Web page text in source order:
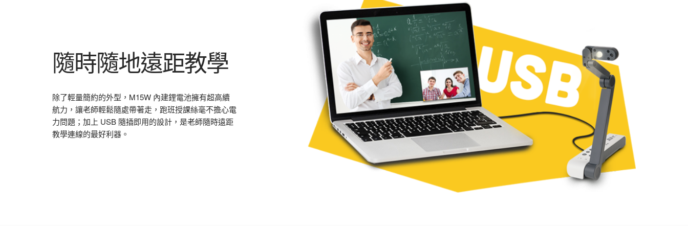
隨時隨地遠距教學
除了輕量簡約的外型，M15W 內建鋰電池擁有超高續
航力，讓老師輕鬆隨處帶著走，跑班授課絲毫不擔心電
力問題；加上 USB 隨插即用的設計，是老師隨時遠距
教學連線的最好利器。